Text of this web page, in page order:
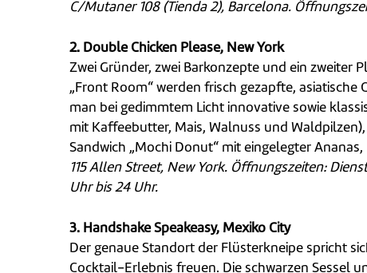
C/Mutaner 108 (Tienda 2), Barcelona.
2. Double Chicken Please, New York
Zwei Gründer, zwei Barkonzepte und ein zweiter
„Front Room“ werden frisch gezapfte,
man bei gedimmtem Licht innovative sowie
mit Kaffeebutter, Mais, Walnuss und
Sandwich „Mochi Donut“ mit eingelegter
115 Allen Street, New York. Öffnungszeiten:
Uhr bis 24 Uhr.
3. Handshake Speakeasy, Mexiko City
Der genaue Standort der Flüsterkneipe spricht
Cocktail-Erlebnis freuen. Die schwarzen Sessel